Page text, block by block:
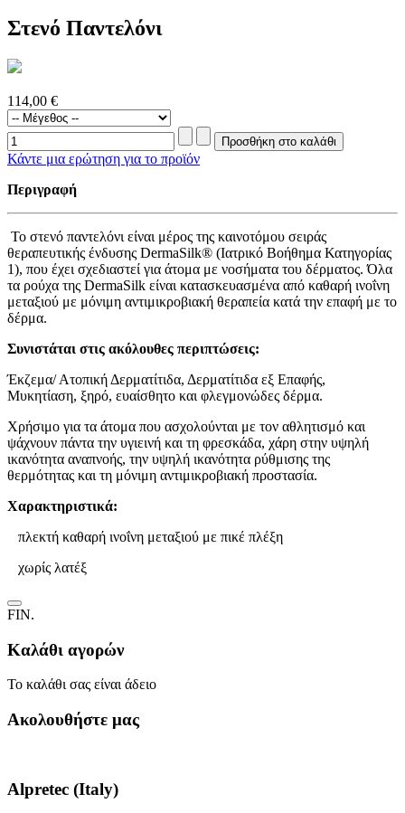
Στενό Παντελόνι
114,00 €
Κάντε μια ερώτηση για το προϊόν
Περιγραφή
Το στενό παντελόνι είναι μέρος της καινοτόμου σειράς
θεραπευτικής ένδυσης DermaSilk® (Ιατρικό Βοήθημα Κατηγορίας
1), που έχει σχεδιαστεί για άτομα με νοσήματα του δέρματος. Όλα
τα ρούχα της DermaSilk είναι κατασκευασμένα από καθαρή ινοΐνη
μεταξιού με μόνιμη αντιμικροβιακή θεραπεία κατά την επαφή με το
δέρμα.
Συνιστάται στις ακόλουθες περιπτώσεις:
Έκζεμα/ Ατοπική Δερματίτιδα, Δερματίτιδα εξ Επαφής,
Μυκητίαση, ξηρό, ευαίσθητο και φλεγμονώδες δέρμα.
Χρήσιμο για τα άτομα που ασχολούνται με τον αθλητισμό και
ψάχνουν πάντα την υγιεινή και τη φρεσκάδα, χάρη στην υψηλή
ικανότητα αναπνοής, την υψηλή ικανότητα ρύθμισης της
θερμότητας και τη μόνιμη αντιμικροβιακή προστασία.
Χαρακτηριστικά:
πλεκτή καθαρή ινοΐνη μεταξιού με πικέ πλέξη
χωρίς λατέξ
FIN.
Καλάθι αγορών
Το καλάθι σας είναι άδειο
Ακολουθήστε μας
Alpretec (Italy)